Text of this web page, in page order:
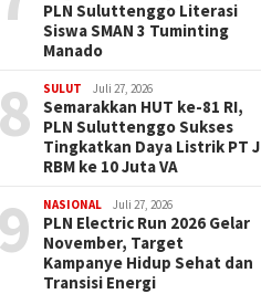
PLN Suluttenggo Literasi
Siswa SMAN 3 Tuminting
Manado
SULUT Juli 27, 2026
Semarakkan HUT ke-81 RI,
PLN Suluttenggo Sukses
Tingkatkan Daya Listrik PT J
RBM ke 10 Juta VA
NASIONAL Juli 27, 2026
PLN Electric Run 2026 Gelar
November, Target
Kampanye Hidup Sehat dan
Transisi Energi